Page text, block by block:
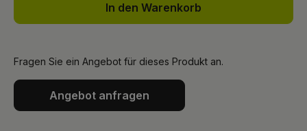
In den Warenkorb
Fragen Sie ein Angebot für dieses Produkt an.
Angebot anfragen